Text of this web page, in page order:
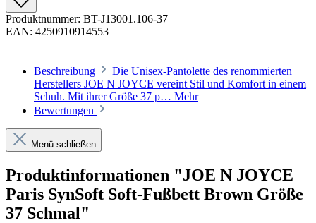
Produktnummer: BT-J13001.106-37
EAN: 4250910914553
Beschreibung
Die Unisex-Pantolette des renommierten
Herstellers JOE N JOYCE vereint Stil und Komfort in einem
Schuh. Mit ihrer Größe 37 p… Mehr
Bewertungen
Menü schließen
Produktinformationen "JOE N JOYCE
Paris SynSoft Soft-Fußbett Brown Größe
37 Schmal"